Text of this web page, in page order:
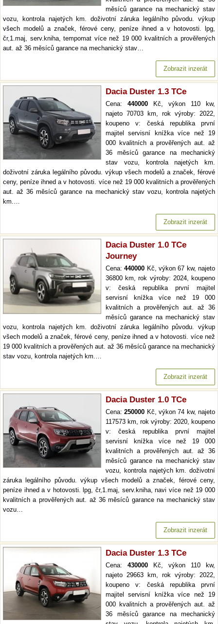
měsíců garance na mechanický stav
vozu, kontrola najetých km. doživotní záruka legálního původu. výkup
všech modelů a značek, férové ceny, peníze ihned a v hotovosti. lpg,
čr,1.maj, serv.kniha, tempomat více než 19 000 kvalitních a prověřených
aut. až 36 měsíců garance na mechanický stav…
Zobrazit inzerát
Dacia Duster 1.3 TCe
Cena: 440000 Kč, výkon 110 kw,
najeto 70703 km, rok výroby: 2022,
koupeno v: česká republika první
majitel servisní knížka více než 19
000 kvalitních a prověřených aut. až
36 měsíců garance na mechanický
stav vozu, kontrola najetých km.
doživotní záruka legálního původu. výkup všech modelů a značek, férové
ceny, peníze ihned a v hotovosti. více než 19 000 kvalitních a prověřených
aut. až 36 měsíců garance na mechanický stav vozu, kontrola najetých
km.…
Zobrazit inzerát
Dacia Duster 1.0 TCe
Journey
Cena:440000 Kč, výkon 67 kw, najeto
36800 km, rok výroby: 2024, koupeno
v: česká republika první majitel
servisní knížka více než 19 000
kvalitních a prověřených aut. až 36
měsíců garance na mechanický stav
vozu, kontrola najetých km. doživotní záruka legálního původu. výkup
všech modelů a značek, férové ceny, peníze ihned a v hotovosti. více než
19 000 kvalitních a prověřených aut. až 36 měsíců garance na mechanický
stav vozu, kontrola najetých km.…
Zobrazit inzerát
Dacia Duster 1.0 TCe
Cena:250000 Kč, výkon 74 kw, najeto
117573 km, rok výroby: 2020, koupeno
v: česká republika první majitel
servisní knížka více než 19 000
kvalitních a prověřených aut. až 36
měsíců garance na mechanický stav
vozu, kontrola najetých km. doživotní
záruka legálního původu. výkup všech modelů a značek, férové ceny,
peníze ihned a v hotovosti. lpg, čr,1.maj, serv.kniha, navi více než 19 000
kvalitních a prověřených aut. až 36 měsíců garance na mechanický stav
vozu…
Zobrazit inzerát
Dacia Duster 1.3 TCe
Cena: 430000 Kč, výkon 110 kw,
najeto 29663 km, rok výroby: 2022,
koupeno v: česká republika první
majitel servisní knížka více než 19
000 kvalitních a prověřených aut. až
36 měsíců garance na mechanický